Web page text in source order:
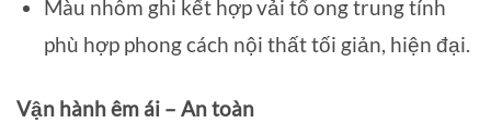
Màu nhôm ghi kết hợp vải tổ ong trung tính
phù hợp phong cách nội thất tối giản, hiện đại.
Vận hành êm ái – An toàn